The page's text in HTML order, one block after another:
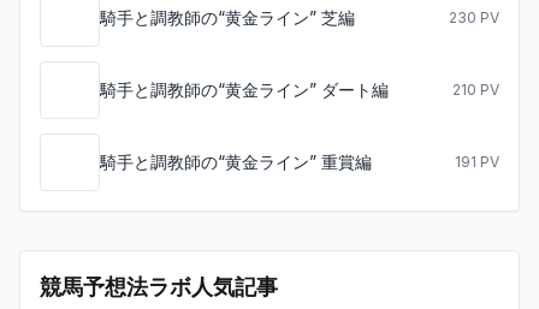
騎手と調教師の“黄金ライン” 芝編 230 PV
騎手と調教師の“黄金ライン” ダート編 210 PV
騎手と調教師の“黄金ライン” 重賞編 191 PV
競馬予想法ラボ人気記事